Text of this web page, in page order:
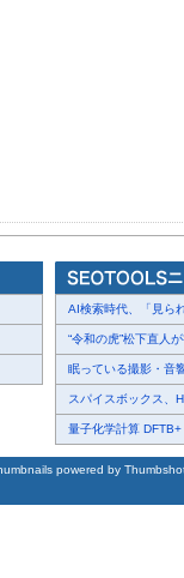
AI検索時代、「見ら
“令和の虎”松下直人
眠っている撮影・音
スパイスボックス、
量子化学計算
powered by